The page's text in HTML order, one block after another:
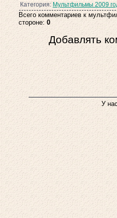
Категория: Мультфильмы 2009
Всего комментариев к
стороне: 0
Добавлять
У